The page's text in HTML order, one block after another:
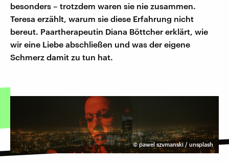
besonders – trotzdem waren sie nie zusammen.
Teresa erzählt, warum sie diese Erfahrung nicht
bereut. Paartherapeutin Diana Böttcher erklärt, wie
wir eine Liebe abschließen und was der eigene
Schmerz damit zu tun hat.
©pawel szvmanski / unsplash